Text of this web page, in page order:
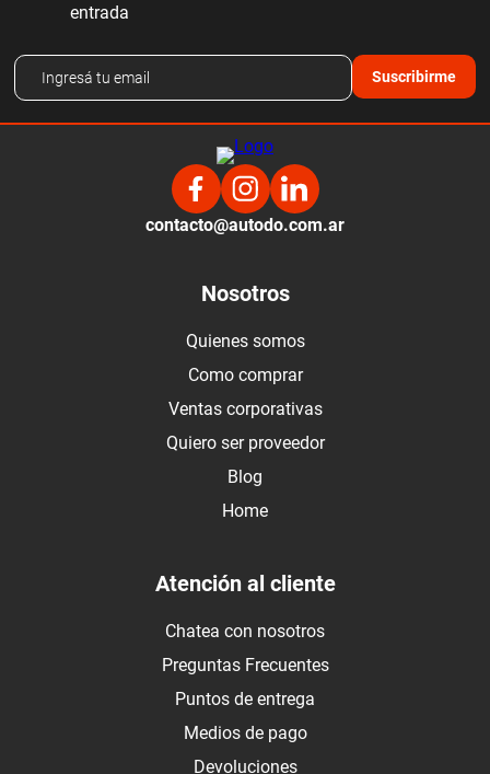
entrada
Suscribirme
contacto@autodo.com.ar
Nosotros
Quienes somos
Como comprar
Ventas corporativas
Quiero ser proveedor
Blog
Home
Atención al cliente
Chatea con nosotros
Preguntas Frecuentes
Puntos de entrega
Medios de pago
Devoluciones